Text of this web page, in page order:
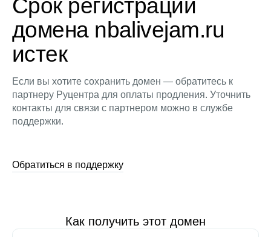
Срок регистрации
домена nbalivejam.ru
истек
Если вы хотите сохранить домен — обратитесь к
партнеру Руцентра для оплаты продления. Уточнить
контакты для связи с партнером можно в службе
поддержки.
Обратиться в поддержку
Как получить этот домен